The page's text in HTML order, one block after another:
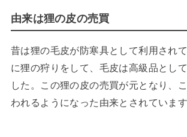
由来は狸の皮の売買
昔は狸の毛皮が防寒具として利用され
に狸の狩りをして、毛皮は高級品とし
した。この狸の皮の売買が元となり、
われるようになった由来とされています